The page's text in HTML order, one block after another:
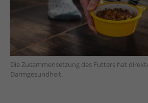
Die Zusammensetzung des Futters hat
Darmgesundheit.